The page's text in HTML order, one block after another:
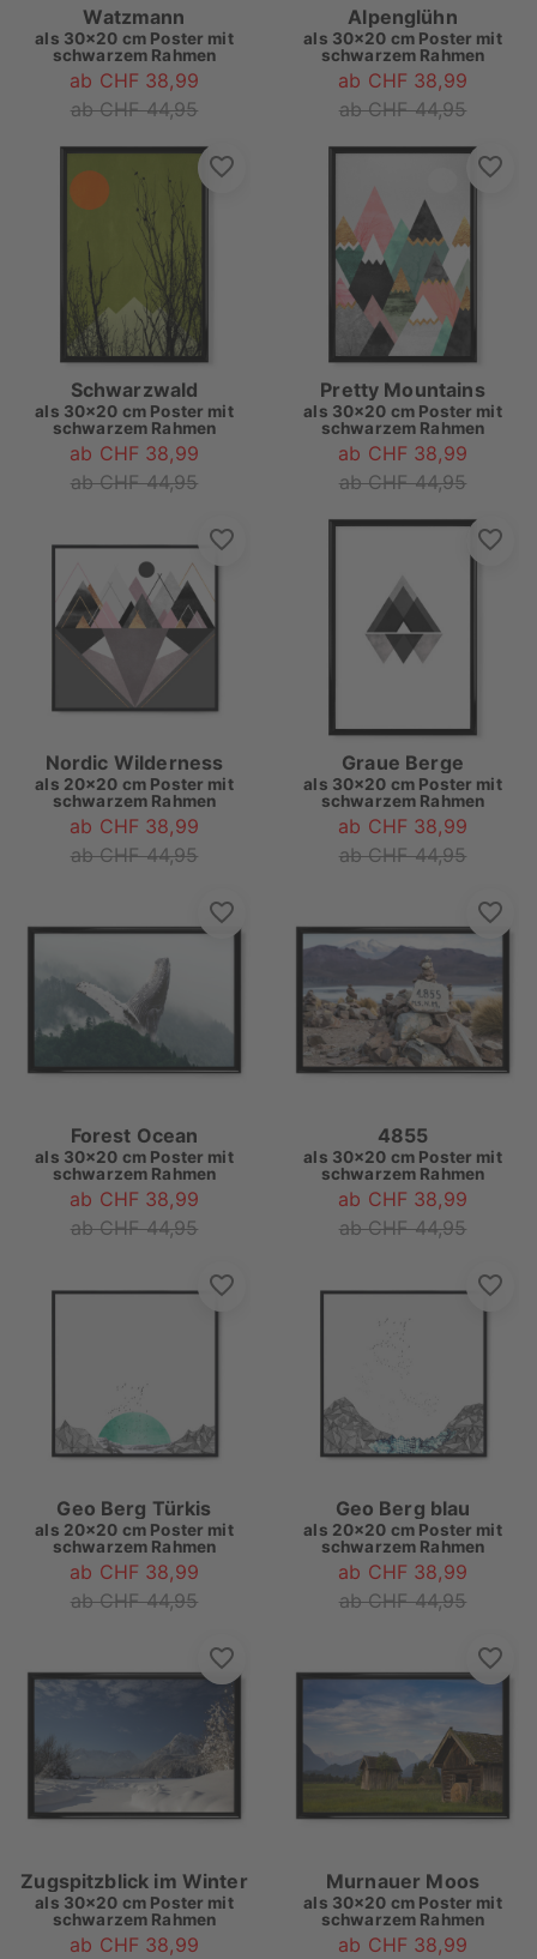
Watzmann
als 30x20 cm Poster mit
schwarzem Rahmen
ab CHF 38,99
ab CHF 44,95
Alpenglühn
als 30x20 cm Poster mit
schwarzem Rahmen
ab CHF 38,99
ab CHF 44,95
Schwarzwald
als 30x20 cm Poster mit
schwarzem Rahmen
ab CHF 38,99
ab CHF 44,95
Pretty Mountains
als 30x20 cm Poster mit
schwarzem Rahmen
ab CHF 38,99
ab CHF 44,95
Nordic Wilderness
als 20x20 cm Poster mit
schwarzem Rahmen
ab CHF 38,99
ab CHF 44,95
Graue Berge
als 30x20 cm Poster mit
schwarzem Rahmen
ab CHF 38,99
ab CHF 44,95
Forest Ocean
als 30x20 cm Poster mit
schwarzem Rahmen
ab CHF 38,99
ab CHF 44,95
4855
als 30x20 cm Poster mit
schwarzem Rahmen
ab CHF 38,99
ab CHF 44,95
Geo Berg Türkis
als 20x20 cm Poster mit
schwarzem Rahmen
ab CHF 38,99
ab CHF 44,95
Geo Berg blau
als 20x20 cm Poster mit
schwarzem Rahmen
ab CHF 38,99
ab CHF 44,95
Zugspitzblick im Winter
als 30x20 cm Poster mit
schwarzem Rahmen
ab CHF 38,99
Murnauer Moos
als 30x20 cm Poster mit
schwarzem Rahmen
ab CHF 38,99